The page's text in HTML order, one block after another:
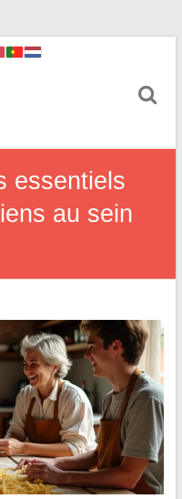
essentiels
au sein